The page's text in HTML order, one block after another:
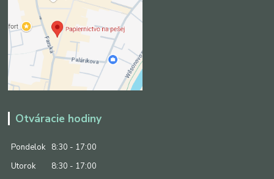
Otváracie hodiny
Pondelok
8:30 - 17:00
Utorok
8:30 - 17:00